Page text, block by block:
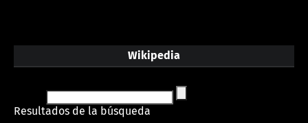
Wikipedia
Resultados de la búsqueda